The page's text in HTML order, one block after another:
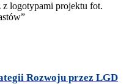
Rozwoju przez LGD